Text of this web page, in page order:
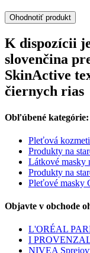
Ohodnotiť produkt
K dispozícii
slovenčina
SkinActive
čiernych rias
Obľúbené kategórie:
Pleťová
Produkty na
Látkové masky
Produkty na
Pleťové masky
Objavte v obchode
L'ORÉAL
I
NIVEA